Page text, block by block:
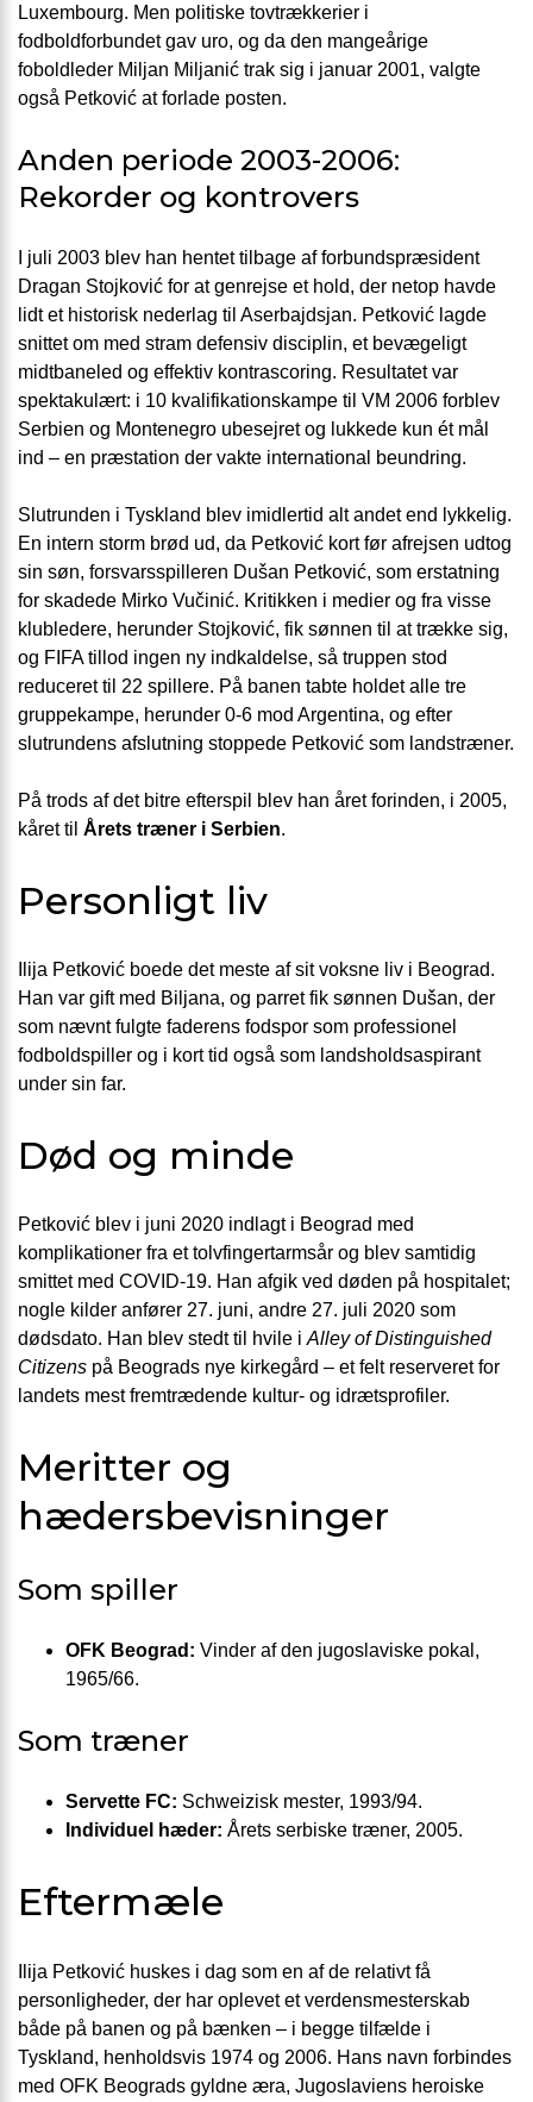
Luxembourg. Men politiske tovtrækkerier i
fodboldforbundet gav uro, og da den mangeårige
foboldleder Miljan Miljanić trak sig i januar 2001, valgte
også Petković at forlade posten.
Anden periode 2003-2006:
Rekorder og kontrovers
I juli 2003 blev han hentet tilbage af forbundspræsident
Dragan Stojković for at genrejse et hold, der netop havde
lidt et historisk nederlag til Aserbajdsjan. Petković lagde
snittet om med stram defensiv disciplin, et bevægeligt
midtbaneled og effektiv kontrascoring. Resultatet var
spektakulært: i 10 kvalifikationskampe til VM 2006 forblev
Serbien og Montenegro ubesejret og lukkede kun ét mål
ind – en præstation der vakte international beundring.
Slutrunden i Tyskland blev imidlertid alt andet end lykkelig.
En intern storm brød ud, da Petković kort før afrejsen udtog
sin søn, forsvarsspilleren Dušan Petković, som erstatning
for skadede Mirko Vučinić. Kritikken i medier og fra visse
klubledere, herunder Stojković, fik sønnen til at trække sig,
og FIFA tillod ingen ny indkaldelse, så truppen stod
reduceret til 22 spillere. På banen tabte holdet alle tre
gruppekampe, herunder 0-6 mod Argentina, og efter
slutrundens afslutning stoppede Petković som landstræner.
På trods af det bitre efterspil blev han året forinden, i 2005,
kåret til Årets træner i Serbien.
Personligt liv
Ilija Petković boede det meste af sit voksne liv i Beograd.
Han var gift med Biljana, og parret fik sønnen Dušan, der
som nævnt fulgte faderens fodspor som professionel
fodboldspiller og i kort tid også som landsholdsaspirant
under sin far.
Død og minde
Petković blev i juni 2020 indlagt i Beograd med
komplikationer fra et tolvfingertarmsår og blev samtidig
smittet med COVID-19. Han afgik ved døden på hospitalet;
nogle kilder anfører 27. juni, andre 27. juli 2020 som
dødsdato. Han blev stedt til hvile i Alley of Distinguished
Citizens på Beograds nye kirkegård – et felt reserveret for
landets mest fremtrædende kultur- og idrætsprofiler.
Meritter og
hædersbevisninger
Som spiller
OFK Beograd: Vinder af den jugoslaviske pokal,
1965/66.
Som træner
Servette FC: Schweizisk mester, 1993/94.
Individuel hæder: Årets serbiske træner, 2005.
Eftermæle
Ilija Petković huskes i dag som en af de relativt få
personligheder, der har oplevet et verdensmesterskab
både på banen og på bænken – i begge tilfælde i
Tyskland, henholdsvis 1974 og 2006. Hans navn forbindes
med OFK Beograds gyldne æra, Jugoslaviens heroiske